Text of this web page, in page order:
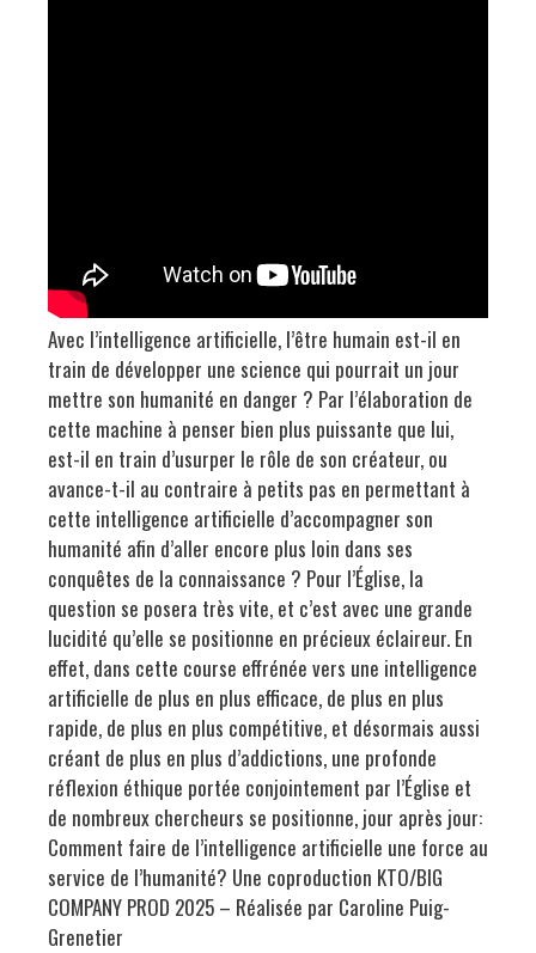
Avec l’intelligence artificielle, l’être humain est-il en
train de développer une science qui pourrait un jour
mettre son humanité en danger ? Par l’élaboration de
cette machine à penser bien plus puissante que lui,
est-il en train d’usurper le rôle de son créateur, ou
avance-t-il au contraire à petits pas en permettant à
cette intelligence artificielle d’accompagner son
humanité afin d’aller encore plus loin dans ses
conquêtes de la connaissance ? Pour l’Église, la
question se posera très vite, et c’est avec une grande
lucidité qu’elle se positionne en précieux éclaireur. En
effet, dans cette course effrénée vers une intelligence
artificielle de plus en plus efficace, de plus en plus
rapide, de plus en plus compétitive, et désormais aussi
créant de plus en plus d’addictions, une profonde
réflexion éthique portée conjointement par l’Église et
de nombreux chercheurs se positionne, jour après jour:
Comment faire de l’intelligence artificielle une force au
service de l’humanité? Une coproduction KTO/BIG
COMPANY PROD 2025 – Réalisée par Caroline Puig-
Grenetier